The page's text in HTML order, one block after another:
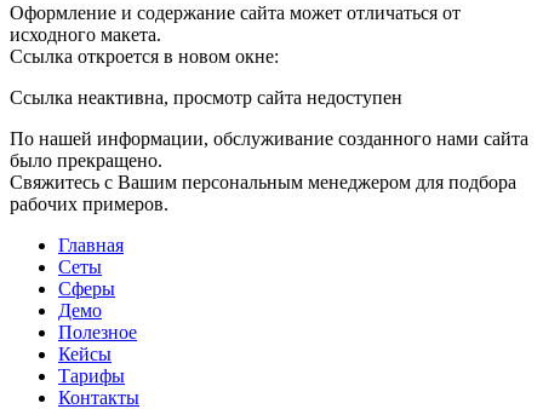
Оформление и содержание сайта может отличаться от
исходного макета.
Ссылка откроется в новом окне:
Ссылка неактивна, просмотр сайта недоступен
По нашей информации, обслуживание созданного нами сайта
было прекращено.
Свяжитесь с Вашим персональным менеджером для подбора
рабочих примеров.
Главная
Сеты
Сферы
Демо
Полезное
Кейсы
Тарифы
Контакты